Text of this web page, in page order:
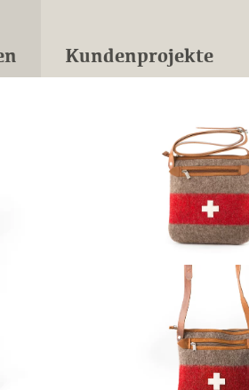
Kundenprojekte